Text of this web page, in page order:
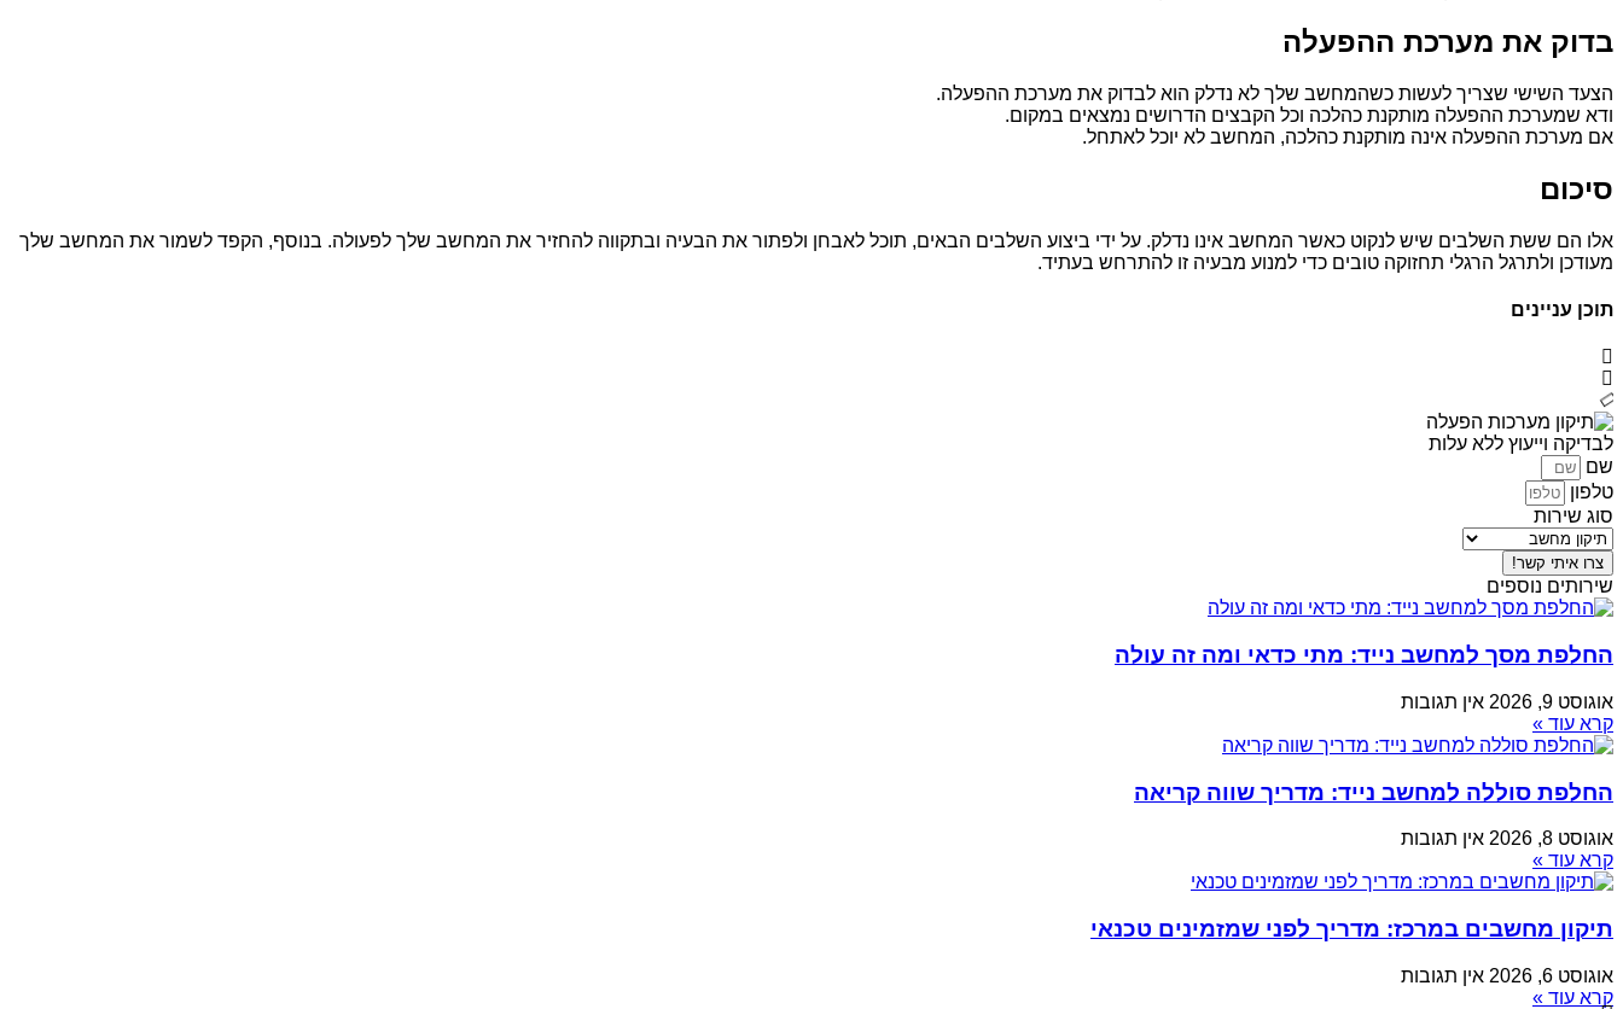
בדוק את מערכת ההפעלה
הצעד השישי שצריך לעשות כשהמחשב שלך לא נדלק הוא לבדוק את מערכת ההפעלה.
ודא שמערכת ההפעלה מותקנת כהלכה וכל הקבצים הדרושים נמצאים במקום.
אם מערכת ההפעלה אינה מותקנת כהלכה, המחשב לא יוכל לאתחל.
סיכום
אלו הם ששת השלבים שיש לנקוט כאשר המחשב אינו נדלק. על ידי ביצוע השלבים הבאים, תוכל לאבחן ולפתור את הבעיה ובתקווה להחזיר את המחשב שלך לפעולה. בנוסף, הקפד לשמור את המחשב שלך
מעודכן ולתרגל הרגלי תחזוקה טובים כדי למנוע מבעיה זו להתרחש בעתיד.
תוכן עניינים
לבדיקה וייעוץ ללא עלות
שם
טלפון
סוג שירות
צרו איתי קשר!
שירותים נוספים
החלפת מסך למחשב נייד: מתי כדאי ומה זה עולה
אוגוסט 9, 2026
אין תגובות
קרא עוד »
החלפת סוללה למחשב נייד: מדריך שווה קריאה
אוגוסט 8, 2026
אין תגובות
קרא עוד »
תיקון מחשבים במרכז: מדריך לפני שמזמינים טכנאי
אוגוסט 6, 2026
אין תגובות
קרא עוד »